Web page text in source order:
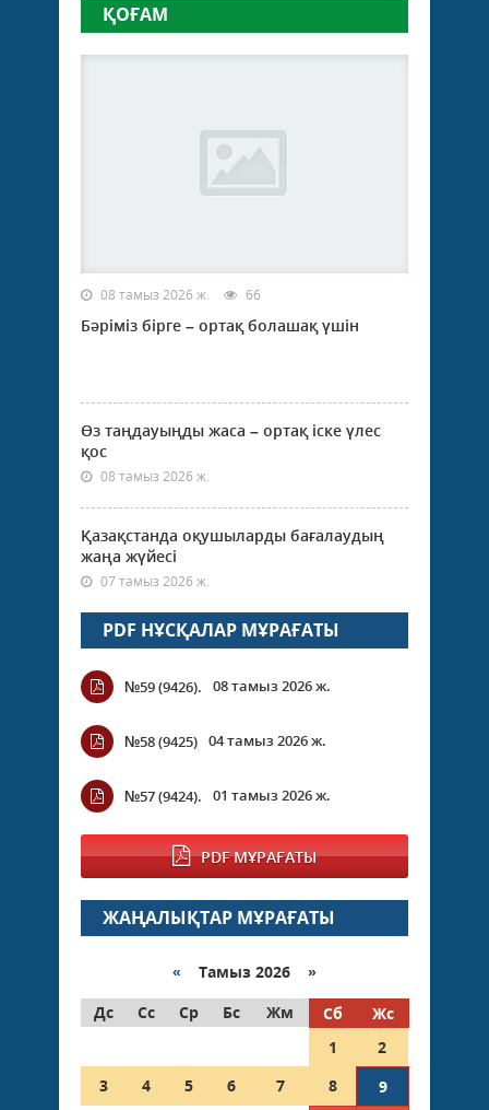
ҚОҒАМ
08 тамыз 2026 ж. 66
Бәріміз бірге – ортақ болашақ үшін
Өз таңдауыңды жаса – ортақ іске үлес
қос
08 тамыз 2026 ж.
Қазақстанда оқушыларды бағалаудың
жаңа жүйесі
07 тамыз 2026 ж.
PDF НҰСҚАЛАР МҰРАҒАТЫ
№59 (9426). 08 тамыз 2026 ж.
№58 (9425) 04 тамыз 2026 ж.
№57 (9424). 01 тамыз 2026 ж.
PDF МҰРАҒАТЫ
ЖАҢАЛЫҚТАР МҰРАҒАТЫ
« Тамыз 2026 »
Дс
Сс Ср Бс Жм Сб
Жс
1
2
3
4 5 6 7 8
9